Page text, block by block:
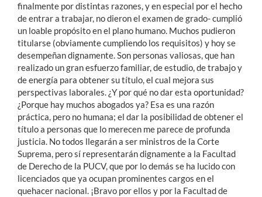
finalmente por distintas razones, y en especial por el hecho
de entrar a trabajar, no dieron el examen de grado- cumplió
un loable propósito en el plano humano. Muchos pudieron
titularse (obviamente cumpliendo los requisitos) y hoy se
desempeñan dignamente. Son personas valiosas, que han
realizado un gran esfuerzo familiar, de estudio, de trabajo y
de energía para obtener su título, el cual mejora sus
perspectivas laborales. ¿Y por qué no dar esta oportunidad?
¿Porque hay muchos abogados ya? Esa es una razón
práctica, pero no humana; el dar la posibilidad de obtener el
título a personas que lo merecen me parece de profunda
justicia. No todos llegarán a ser ministros de la Corte
Suprema, pero sí representarán dignamente a la Facultad
de Derecho de la PUCV, que por lo demás se ha lucido con
licenciados que ya ocupan prominentes cargos en el
quehacer nacional. ¡Bravo por ellos y por la Facultad de